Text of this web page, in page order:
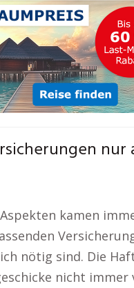
nur
kamen
nötig sind. Die
nicht immer